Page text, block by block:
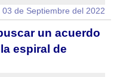
03 de Septiembre del 2022
un acuerdo
espiral de